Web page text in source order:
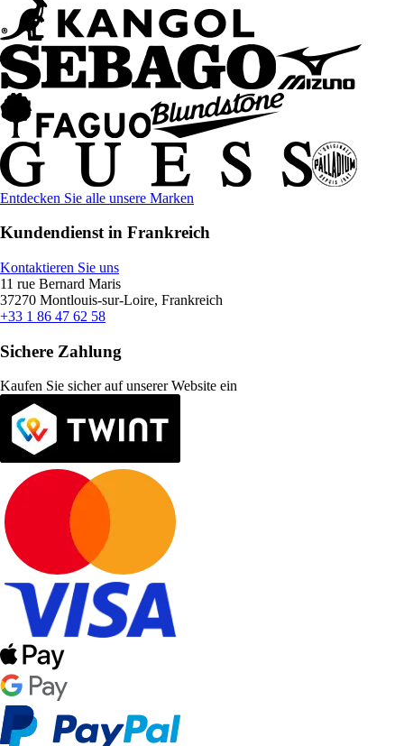
Entdecken Sie alle unsere Marken
Kundendienst in Frankreich
Kontaktieren Sie uns
11 rue Bernard Maris
37270 Montlouis-sur-Loire, Frankreich
+33 1 86 47 62 58
Sichere Zahlung
Kaufen Sie sicher auf unserer Website ein